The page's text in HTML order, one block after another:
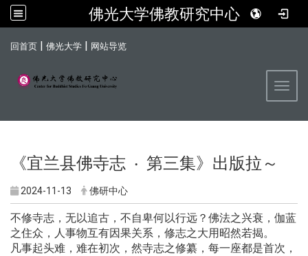
佛光大学佛教研究中心
回首页 | 佛光大学 | 网站导览
《宜兰县佛寺志 ‧ 第三集》出版拉～
2024-11-13 佛研中心
不修寺志，无以追古，不自卑何以行远？佛法之兴衰，伽蓝
之住众，人事物互有因果关系，修志之大用昭然若揭。
凡事起头难，难在初次，然寺志之修纂，每一座都是首次，